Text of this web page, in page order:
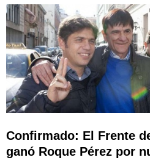
Confirmado: El Frente
ganó Roque Pérez por